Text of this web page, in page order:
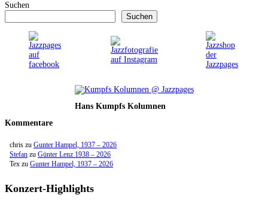
Suchen
Suchen
Hans Kumpfs Kolumnen
Kommentare
chris zu Gunter Hampel, 1937 – 2026
Stefan zu Günter Lenz 1938 – 2026
Tex zu Gunter Hampel, 1937 – 2026
Konzert-Highlights